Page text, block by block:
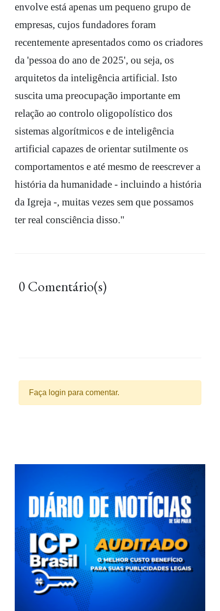
envolve está apenas um pequeno grupo de
empresas, cujos fundadores foram
recentemente apresentados como os criadores
da 'pessoa do ano de 2025', ou seja, os
arquitetos da inteligência artificial. Isto
suscita uma preocupação importante em
relação ao controlo oligopolístico dos
sistemas algorítmicos e de inteligência
artificial capazes de orientar sutilmente os
comportamentos e até mesmo de reescrever a
história da humanidade - incluindo a história
da Igreja -, muitas vezes sem que possamos
ter real consciência disso."
0 Comentário(s)
Faça login para comentar.